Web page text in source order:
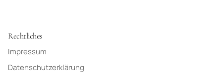
Rechtliches
Impressum
Datenschutzerklärung